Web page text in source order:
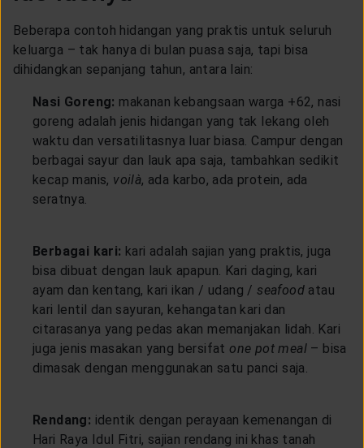
Beberapa contoh hidangan yang praktis untuk seluruh
keluarga – tak hanya di bulan puasa saja, tapi bisa
dihidangkan sepanjang tahun, antara lain:
Nasi Goreng: makanan kebangsaan warga +62, nasi
goreng adalah jenis hidangan yang tak lekang oleh
waktu dan versatilitasnya luar biasa. Campur dengan
berbagai sayur dan lauk apa saja, tambahkan sedikit
kecap manis, voilà, ada karbo, ada protein, ada
seratnya.
Berbagai kari: kari adalah sajian yang praktis, juga
bisa dibuat dengan lauk apapun. Kari daging, kari
ayam dan kentang, kari ikan / udang /seafood atau
kari lentil dan sayuran, kehangatan kari dan
citarasanya yang pedas akan memanjakan lidah. Kari
juga jenis masakan yang bersifat one pot meal – bisa
dimasak dengan menggunakan satu panci saja.
Rendang: identik dengan perayaan kemenangan di
Hari Raya Idul Fitri, sajian rendang ini khas tanah